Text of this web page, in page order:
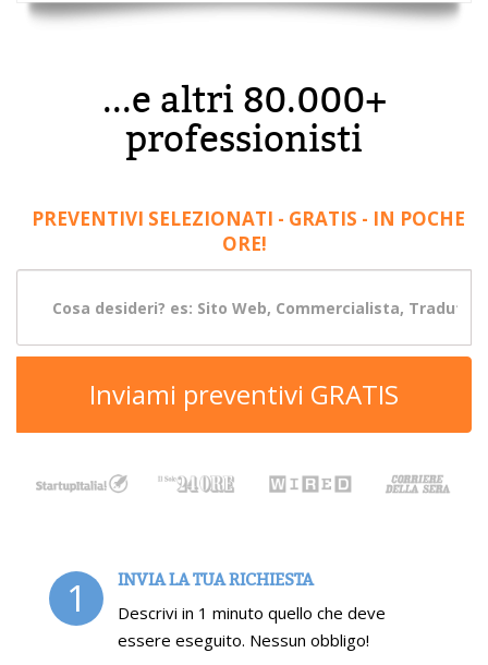
...e altri 80.000+
professionisti
PREVENTIVI SELEZIONATI - GRATIS - IN POCHE
ORE!
Inviami preventivi GRATIS
1 INVIA LA TUA RICHIESTA
Descrivi in 1 minuto quello che deve
essere eseguito. Nessun obbligo!